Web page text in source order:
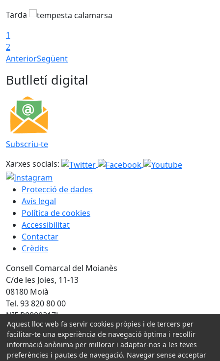
Tarda
1
2
AnteriorSegüent
Butlletí digital
Subscriu-te
Xarxes socials:
Protecció de dades
Avís legal
Política de cookies
Accessibilitat
Contactar
Crèdits
Consell Comarcal del Moianès
C/de les Joies, 11-13
08180 Moià
Tel. 93 820 80 00
NIF P0800317J
Amb la col·laboració de:
Aquest lloc web fa servir cookies pròpies i de tercers per
facilitar-te una experiència de navegació òptima i recollir
informació anònima per millorar i adaptar-nos a les teves
preferències i pautes de navegació. Navegar sense acceptar